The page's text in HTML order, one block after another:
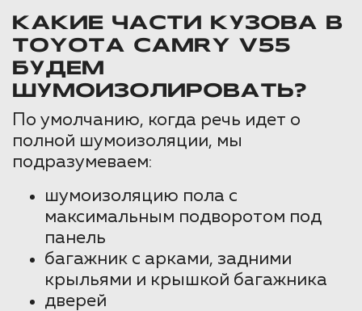
КАКИЕ ЧАСТИ КУЗОВА В
TOYOTA CAMRY V55
БУДЕМ
ШУМОИЗОЛИРОВАТЬ?
По умолчанию, когда речь идет о
полной шумоизоляции, мы
подразумеваем:
шумоизоляцию пола с
максимальным подворотом под
панель
багажник с арками, задними
крыльями и крышкой багажника
дверей